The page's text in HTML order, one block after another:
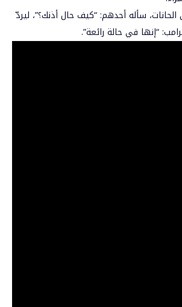
سأله أحدهم: “كيف حال أذنك؟”، ليردّ
“إنها في حالة رائعة”.